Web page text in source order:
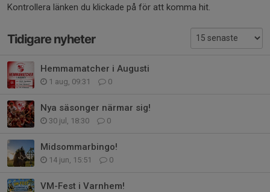
Kontrollera länken du klickade på för att komma hit.
Tidigare nyheter
Hemmamatcher i Augusti
1 aug, 09:31 0
Nya säsonger närmar sig!
30 jul, 18:30 0
Midsommarbingo!
14 jun, 15:51 0
VM-Fest i Varnhem!